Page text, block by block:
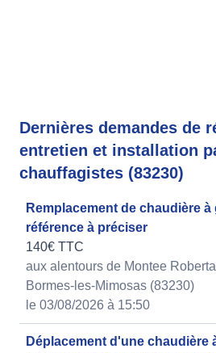
Dernières demandes de
entretien et installation
chauffagistes (83230)
Remplacement de chaudière à
référence à préciser
140€ TTC
aux alentours de Montee
Bormes-les-Mimosas (83230)
le 03/08/2026 à 15:50
Déplacement d'une chaudière